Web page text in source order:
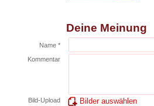
Deine Meinung
Name *
Kommentar
Bild-Upload Bilder auswählen